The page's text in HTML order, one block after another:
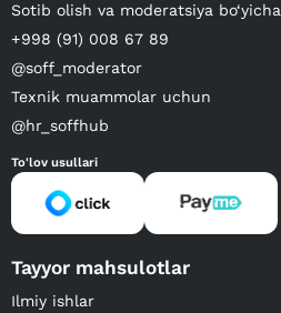
Sotib olish va moderatsiya bo‘yicha
+998 (91) 008 67 89
@soff_moderator
Texnik muammolar uchun
@hr_soffhub
To'lov usullari
Tayyor mahsulotlar
Ilmiy ishlar